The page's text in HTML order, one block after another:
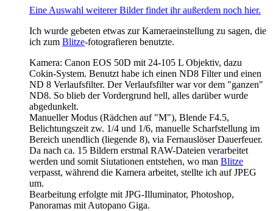
Eine Auswahl weiterer Bilder findet ihr außerdem noch hier.
Ich wurde gebeten etwas zur Kameraeinstellung zu sagen, die
ich zum Blitze-fotografieren benutzte.
Kamera: Canon EOS 50D mit 24-105 L Objektiv, dazu
Cokin-System. Benutzt habe ich einen ND8 Filter und einen
ND 8 Verlaufsfilter. Der Verlaufsfilter war vor dem "ganzen"
ND8. So blieb der Vordergrund hell, alles darüber wurde
abgedunkelt.
Manueller Modus (Rädchen auf "M"), Blende F4.5,
Belichtungszeit zw. 1/4 und 1/6, manuelle Scharfstellung im
Bereich unendlich (liegende 8), via Fernauslöser Dauerfeuer.
Da nach ca. 15 Bildern erstmal RAW-Dateien verarbeitet
werden und somit Siutationen entstehen, wo man Blitze
verpasst, während die Kamera arbeitet, stellte ich auf JPEG
um.
Bearbeitung erfolgte mit JPG-Illuminator, Photoshop,
Panoramas mit Autopano Giga.